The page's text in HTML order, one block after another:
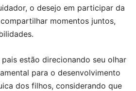
o desejo em participar da
momentos juntos,
estão direcionando seu olhar
para o desenvolvimento
dos filhos, considerando que